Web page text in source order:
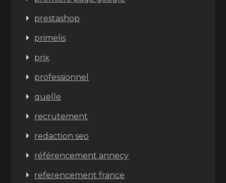
prestashop
primelis
prix
professionnel
quelle
recrutement
redaction seo
référencement annecy
referencement france